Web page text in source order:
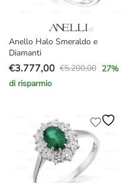
Anello Halo Smeraldo e
Diamanti
€5.200,00
Il
prezzo
€5.200,00.
€3.777,00
Il
prezzo
€3.777,00.
27%
di risparmio